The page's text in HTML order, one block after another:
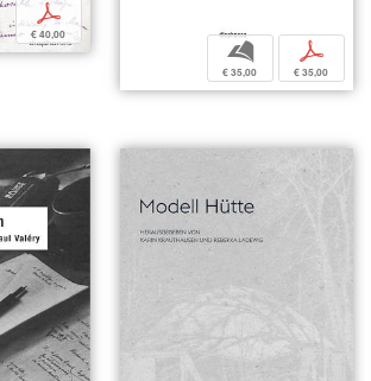
p
€ 40,00
b
€ 35,00
p
€ 35,00